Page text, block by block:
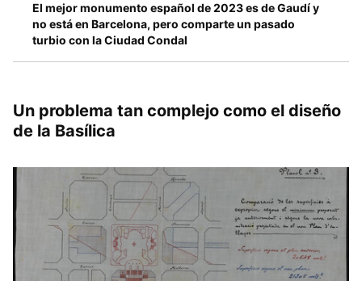
El mejor monumento español de 2023 es de Gaudí y
no está en Barcelona, pero comparte un pasado
turbio con la Ciudad Condal
Un problema tan complejo como el diseño
de la Basílica